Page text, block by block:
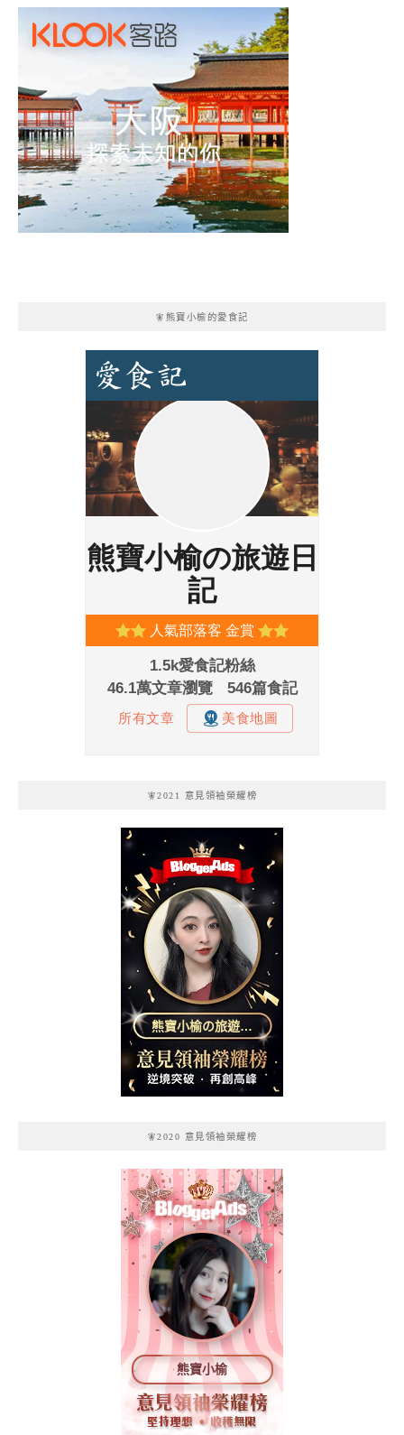
🧚熊寶小榆的愛食記
🧚2021 意見領袖榮耀榜
熊寶小榆の旅遊日
記
🧚2020 意見領袖榮耀榜
熊寶小榆